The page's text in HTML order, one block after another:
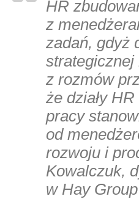
HR
z
zadań, gdyż
z rozmów
że działy
pracy
od
rozwoju i
Kowalczuk,
w Hay